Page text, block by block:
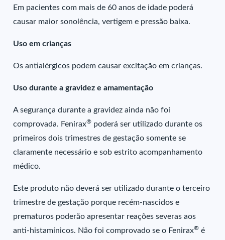
Em pacientes com mais de 60 anos de idade poderá
causar maior sonolência, vertigem e pressão baixa.
Uso em crianças
Os antialérgicos podem causar excitação em crianças.
Uso durante a gravidez e amamentação
A segurança durante a gravidez ainda não foi
comprovada. Fenirax® poderá ser utilizado durante os
primeiros dois trimestres de gestação somente se
claramente necessário e sob estrito acompanhamento
médico.
Este produto não deverá ser utilizado durante o terceiro
trimestre de gestação porque recém-nascidos e
prematuros poderão apresentar reações severas aos
anti-histamínicos. Não foi comprovado se o Fenirax® é